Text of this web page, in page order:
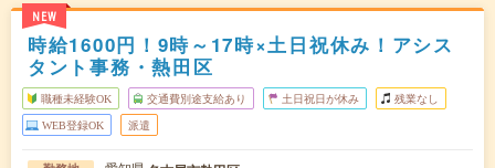
NEW
時給1600円！9時～17時×土日祝休み！アシス
タント事務・熱田区
職種未経験OK 交通費別途支給あり 土日祝日が休み 残業なし
WEB登録OK 派遣